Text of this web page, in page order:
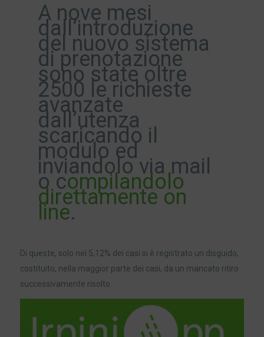
A nove mesi
dall’introduzione
del nuovo sistema
di prenotazione
sono state oltre
2500 le richieste
avanzate
dall’utenza
scaricando il
modulo ed
inviandolo via mail
o compilandolo
direttamente on
line.
Di queste, solo nel 5,12% dei casi si è registrato un disguido,
costituito, nella maggior parte dei casi, da un mancato ritiro
successivamente risolto.